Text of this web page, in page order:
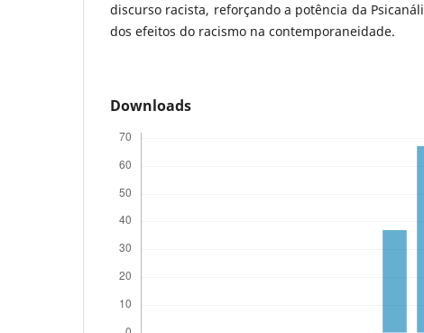
discurso racista, reforçando a potência da
dos efeitos do racismo na contemporaneidade.
Downloads